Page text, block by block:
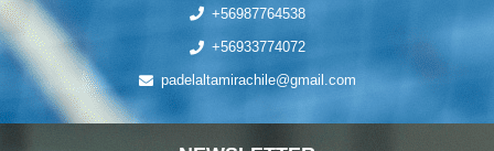
+56987764538
+56933774072
padelaltamirachile@gmail.com